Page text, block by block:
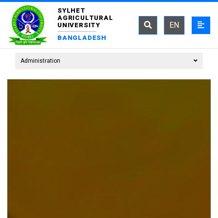
SYLHET
AGRICULTURAL
UNIVERSITY
BANGLADESH
EN
Administration